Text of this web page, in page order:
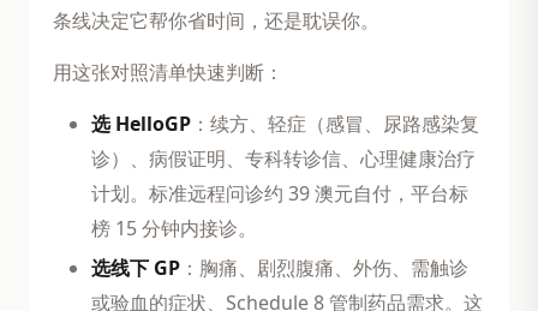
条线决定它帮你省时间，还是耽误你。
用这张对照清单快速判断：
选 HelloGP ：续方、轻症（感冒、尿路感染复
诊）、病假证明、专科转诊信、心理健康治疗
计划。标准远程问诊约 39 澳元自付，平台标
榜 15 分钟内接诊。
选线下 GP ：胸痛、剧烈腹痛、外伤、需触诊
或验血的症状、Schedule 8 管制药品需求。这